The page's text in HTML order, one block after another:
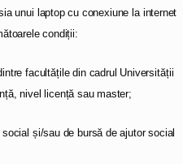
unui laptop cu conexiune la internet
condiții:
facultățile din cadrul Universității
nivel licență sau master;
și/sau de bursă de ajutor social